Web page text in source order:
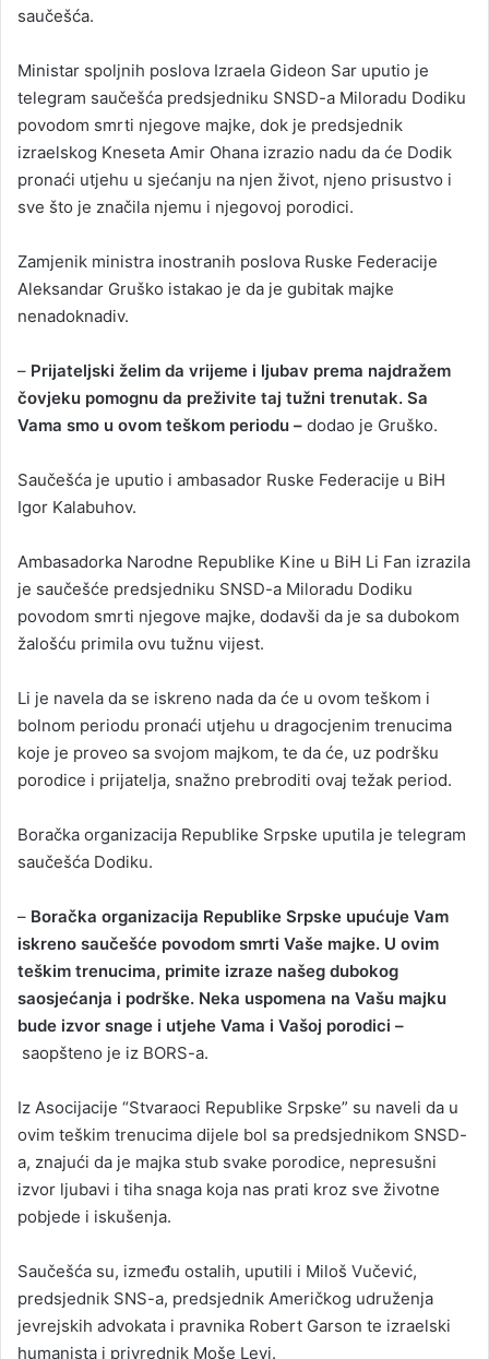
saučešća.
Ministar spoljnih poslova Izraela Gideon Sar uputio je
telegram saučešća predsjedniku SNSD-a Miloradu Dodiku
povodom smrti njegove majke, dok je predsjednik
izraelskog Kneseta Amir Ohana izrazio nadu da će Dodik
pronaći utjehu u sjećanju na njen život, njeno prisustvo i
sve što je značila njemu i njegovoj porodici.
Zamjenik ministra inostranih poslova Ruske Federacije
Aleksandar Gruško istakao je da je gubitak majke
nenadoknadiv.
– Prijateljski želim da vrijeme i ljubav prema najdražem
čovjeku pomognu da preživite taj tužni trenutak. Sa
Vama smo u ovom teškom periodu – dodao je Gruško.
Saučešća je uputio i ambasador Ruske Federacije u BiH
Igor Kalabuhov.
Ambasadorka Narodne Republike Kine u BiH Li Fan izrazila
je saučešće predsjedniku SNSD-a Miloradu Dodiku
povodom smrti njegove majke, dodavši da je sa dubokom
žalošću primila ovu tužnu vijest.
Li je navela da se iskreno nada da će u ovom teškom i
bolnom periodu pronaći utjehu u dragocjenim trenucima
koje je proveo sa svojom majkom, te da će, uz podršku
porodice i prijatelja, snažno prebroditi ovaj težak period.
Boračka organizacija Republike Srpske uputila je telegram
saučešća Dodiku.
– Boračka organizacija Republike Srpske upućuje Vam
iskreno saučešće povodom smrti Vaše majke. U ovim
teškim trenucima, primite izraze našeg dubokog
saosjećanja i podrške. Neka uspomena na Vašu majku
bude izvor snage i utjehe Vama i Vašoj porodici –
saopšteno je iz BORS-a.
Iz Asocijacije “Stvaraoci Republike Srpske” su naveli da u
ovim teškim trenucima dijele bol sa predsjednikom SNSD-
a, znajući da je majka stub svake porodice, nepresušni
izvor ljubavi i tiha snaga koja nas prati kroz sve životne
pobjede i iskušenja.
Saučešća su, između ostalih, uputili i Miloš Vučević,
predsjednik SNS-a, predsjednik Američkog udruženja
jevrejskih advokata i pravnika Robert Garson te izraelski
humanista i privrednik Moše Levi.